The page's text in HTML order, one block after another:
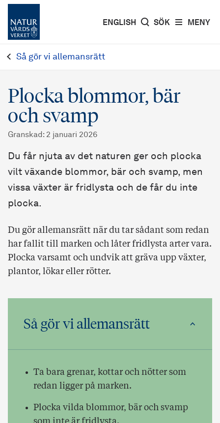
MENY
ENGLISH SÖK
Så gör vi allemansrätt
Plocka blommor, bär
och svamp
Granskad : 2 januari 2026
Du får njuta av det naturen ger och plocka
vilt växande blommor, bär och svamp, men
vissa växter är fridlysta och de får du inte
plocka.
Du gör allemansrätt när du tar sådant som redan
har fallit till marken och låter fridlysta arter vara.
Plocka varsamt och undvik att gräva upp växter,
plantor, lökar eller rötter.
Så gör vi allemansrätt
Ta bara grenar, kottar och nötter som
redan ligger på marken.
Plocka vilda blommor, bär och svamp